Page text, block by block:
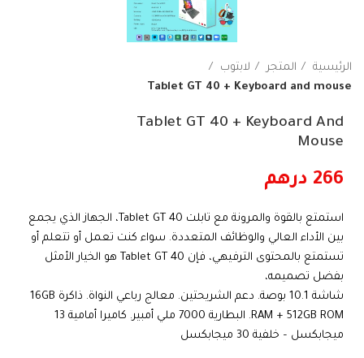
الرئيسية المتجر
لابتوب
Tablet GT 40 + Keyboard and mouse
Tablet GT 40 + Keyboard And
Mouse
266 درهم
استمتع بالقوة والمرونة مع تابلت Tablet GT 40، الجهاز الذي يجمع
بين الأداء العالي والوظائف المتعددة. سواء كنت تعمل أو تتعلم أو
تستمتع بالمحتوى الترفيهي، فإن Tablet GT 40 هو الخيار الأمثل
بفضل تصميمه،
شاشة 10.1 بوصة. دعم الشريحتين. معالج رباعي النواة. ذاكرة 16GB
RAM + 512GB ROM. البطارية 7000 ملي أمبير. كاميرا أمامية 13
ميجابكسل – خلفية 30 ميجابكسل